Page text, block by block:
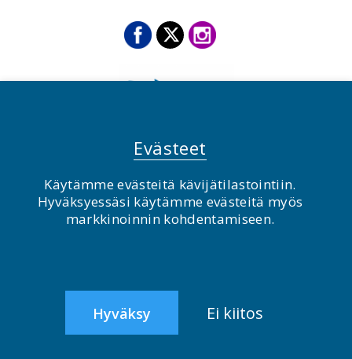
© BirdLife Suomi ry 2026
Evästeet
Käytämme evästeitä kävijätilastointiin.
Hyväksyessäsi käytämme evästeitä myös
markkinoinnin kohdentamiseen.
Hyväksy Ei kiitos